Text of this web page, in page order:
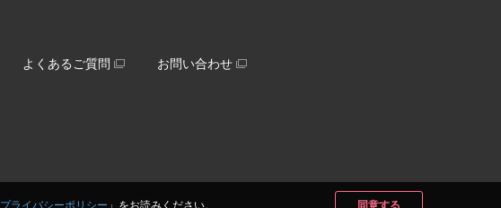
プライバシーポリシー 」をお読みください。 同意する
よくあるご質問 お問い合わせ